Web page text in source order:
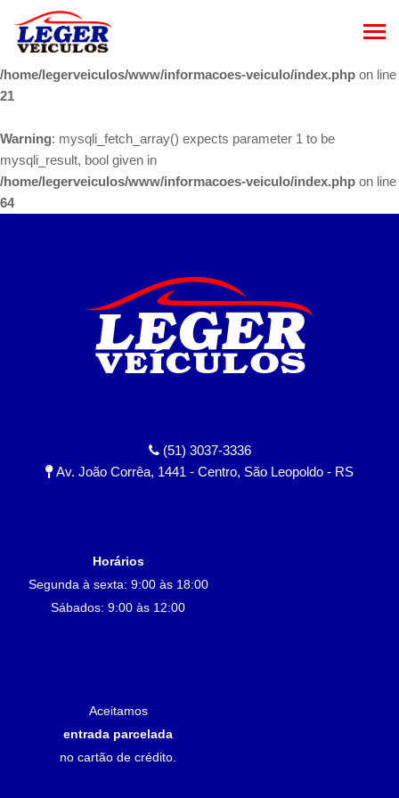
Warning: mysqli_fetch_array() expects parameter 1 to be
mysqli_result, bool given in
/home/legerveiculos/www/informacoes-veiculo/index.php on line
21
Warning: mysqli_fetch_array() expects parameter 1 to be
mysqli_result, bool given in
/home/legerveiculos/www/informacoes-veiculo/index.php on line
64
(51) 3037-3336
Av. João Corrêa, 1441 - Centro, São Leopoldo - RS
Horários
Segunda à sexta: 9:00 às 18:00
Sábados: 9:00 às 12:00
Aceitamos
entrada parcelada
no cartão de crédito.